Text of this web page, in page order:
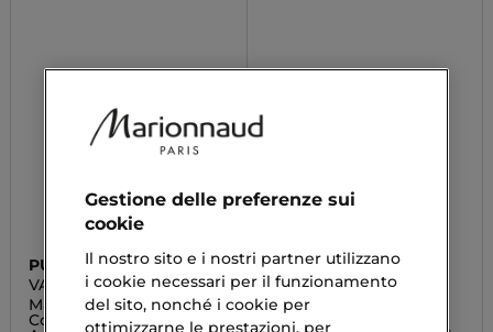
PUPA
VAMP LIP PENCIL
Matita 2 in 1 Labbra e
Contorno Scorrevolezza
PUPA
VAMP EYE PENCIL
Matita 2 in 1 Eyeliner e
Kajal Scorrevolezza
Gestione delle preferenze sui
cookie
Il nostro sito e i nostri partner utilizzano
i cookie necessari per il funzionamento
del sito, nonché i cookie per
ottimizzarne le prestazioni, per